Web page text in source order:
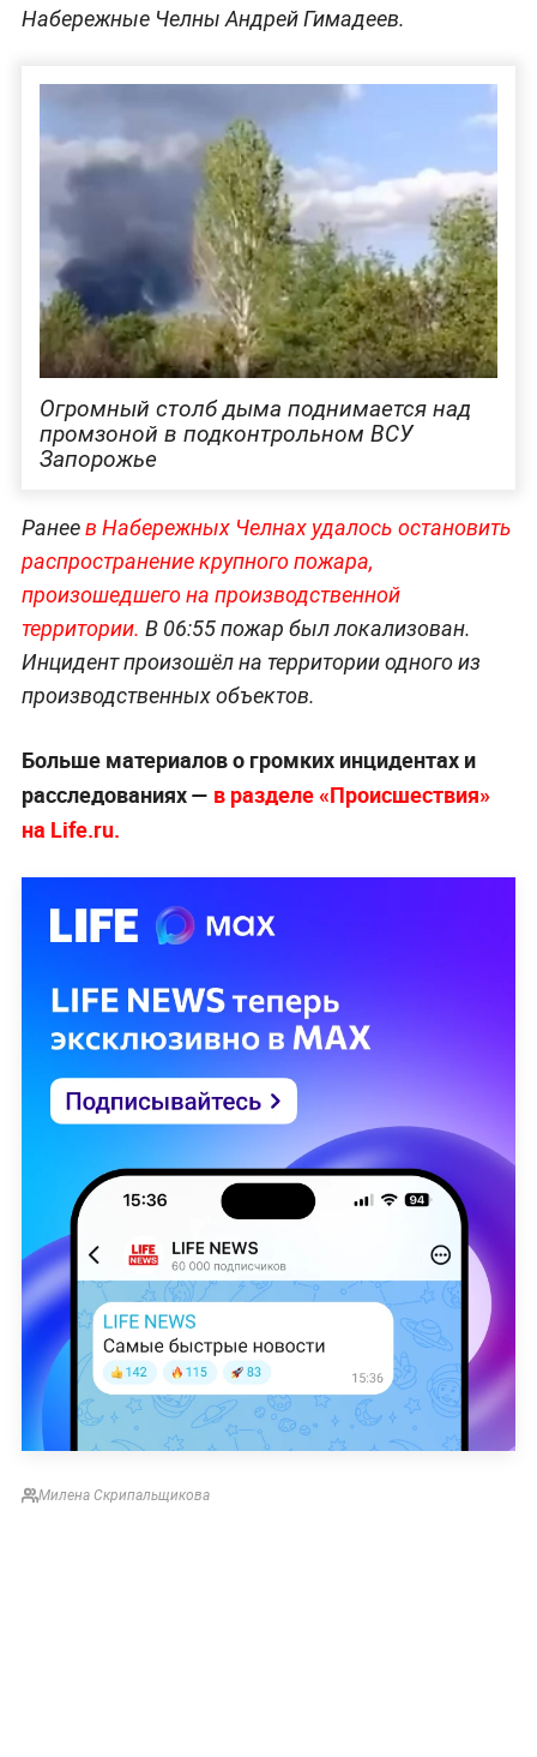
Набережные Челны Андрей Гимадеев.
Огромный столб дыма поднимается над
промзоной в подконтрольном ВСУ
Запорожье
Ранеев Набережных Челнах удалось остановить
распространение крупного пожара,
произошедшего на производственной
территории. В 06:55 пожар был локализован.
Инцидент произошёл на территории одного из
производственных объектов.
Больше материалов о громких инцидентах и
расследованиях — в разделе «Происшествия»
на Life.ru.
Милена Скрипальщикова